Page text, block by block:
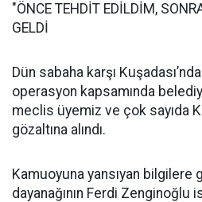
"ÖNCE TEHDİT EDİLDİM,
GELDİ
Dün sabaha karşı
operasyon kapsamında
meclis üyemiz ve çok sayıda
gözaltına alındı.
Kamuoyuna yansıyan bilgilere
dayanağının Ferdi Zenginoğlu